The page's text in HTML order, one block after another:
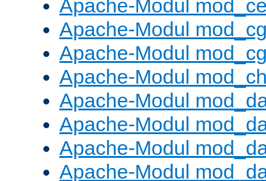
Apache-Modul
Apache-Modul
Apache-Modul
Apache-Modul
Apache-Modul
Apache-Modul
Apache-Modul
Apache-Modul